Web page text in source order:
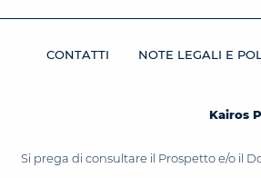
CONTATTI NOTE LEGALI E
Kairos
Si prega di consultare il Prospetto e/o il